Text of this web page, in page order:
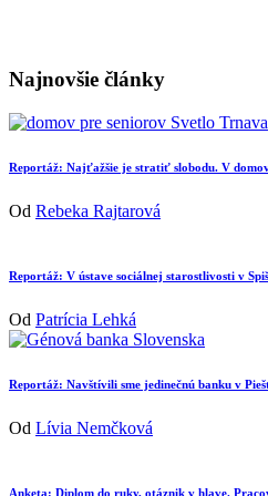
Najnovšie články
Reportáž: Najťažšie je stratiť slobodu. V
Od Rebeka Rajtarová
Reportáž: V ústave sociálnej starostlivosti v
Od Patrícia Lehká
Reportáž: Navštívili sme jedinečnú banku v
Od Lívia Nemčková
Anketa: Diplom do ruky, otáznik v hlave.